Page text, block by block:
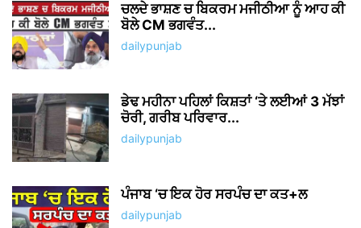
ਚਲਦੇ ਭਾਸ਼ਣ ਚ ਬਿਕਰਮ ਮਜੀਠੀਆ ਨੂੰ ਆਹ ਕੀ
ਬੋਲੇ CM ਭਗਵੰਤ...
dailypunjab
ਡੇਢ ਮਹੀਨਾ ਪਹਿਲਾਂ ਕਿਸ਼ਤਾਂ ‘ਤੇ ਲਈਆਂ 3 ਮੱਝਾਂ
ਚੋਰੀ, ਗਰੀਬ ਪਰਿਵਾਰ...
dailypunjab
ਪੰਜਾਬ ‘ਚ ਇਕ ਹੋਰ ਸਰਪੰਚ ਦਾ ਕਤ+ਲ
dailypunjab